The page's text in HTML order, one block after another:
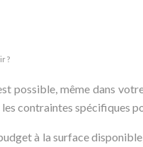
?
même dans
contraintes spécifiques
à la surface